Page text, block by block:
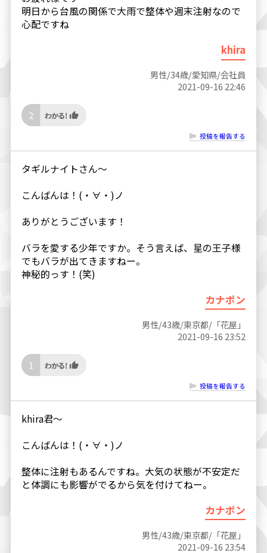
明日から台風の関係で大雨で整体や週末注射なので
心配ですね
khira
男性/34歳/愛知県/会社員
2021-09-16 22:46
2
投稿を報告する
タギルナイトさん～
こんばんは！(・∀・)ノ
ありがとうございます！
バラを愛する少年ですか。そう言えば、星の王子様
でもバラが出てきますねー。
神秘的っす！(笑)
カナポン
男性/43歳/東京都/「花屋」
2021-09-16 23:52
1
投稿を報告する
khira君～
こんばんは！(・∀・)ノ
整体に注射もあるんですね。大気の状態が不安定だ
と体調にも影響がでるから気を付けてねー。
カナポン
男性/43歳/東京都/「花屋」
2021-09-16 23:54